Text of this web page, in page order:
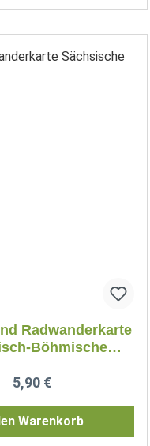
Radwanderkarte
Böhmische
Regulärer Preis:
5,90 €
Warenkorb